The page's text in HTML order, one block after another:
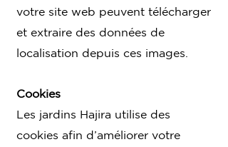
votre site web peuvent télécharger
et extraire des données de
localisation depuis ces images.
Cookies
Les jardins Hajira utilise des
cookies afin d’améliorer votre